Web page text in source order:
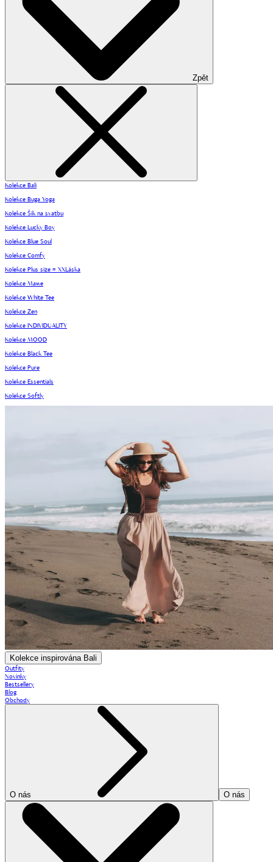
Zpět
Kolekce Bali
Kolekce Buga Yoga
Kolekce Šik na svatbu
Kolekce Lucky Boy
Kolekce Blue Soul
Kolekce Comfy
Kolekce Plus size = XXLáska
Kolekce Mawe
Kolekce White Tee
Kolekce Zen
Kolekce INDIVIDUALITY
Kolekce MOOD
Kolekce Black Tee
Kolekce Pure
Kolekce Essentials
Kolekce Softly
Kolekce inspirována Bali
Outfity
Novinky
Bestsellery
Blog
Obchody
O nás O nás